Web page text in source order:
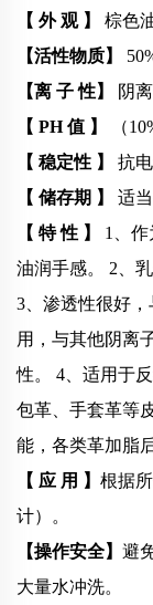
【 外观 】 棕色
【活性物质】
【离 子 性】
阴
【 PH值 】
（
【 稳定性 】 抗
【 储存期 】 适
【 特性 】 1、
油润手感。 2、
3、渗透性很好
用，与其他阴离
性。 4、适用于
包革、手套革等
能，各类革加脂
【 应 用 】 根据
计）。
【操作安全】 避
大量水冲洗。